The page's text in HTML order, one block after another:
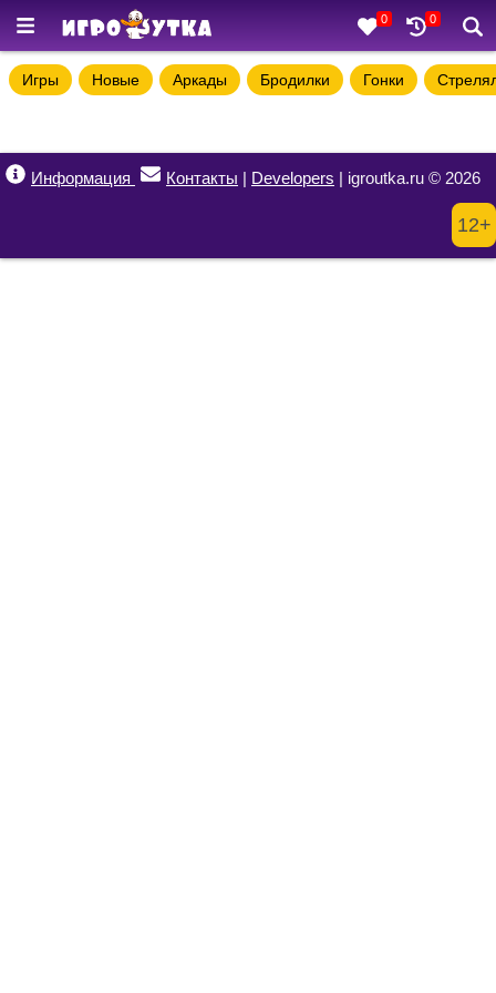
0 0
Игры Новые Аркады Бродилки Гонки
Информация Контакты | Developers | igroutka.ru © 2026
12+